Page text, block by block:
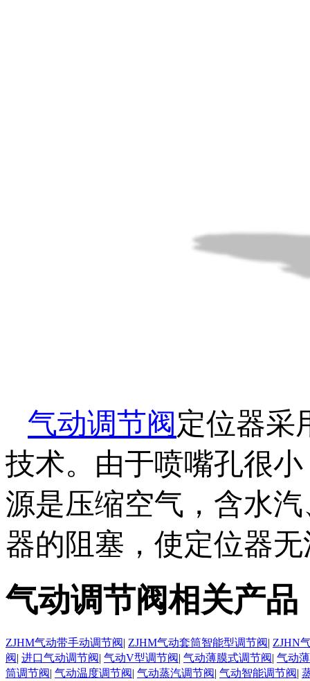
气动调节阀定位器采
技术。由于喷嘴孔很
源是压缩空气，含水
器的阻塞，使定位器
气动调节阀相关产品
ZJHM气动带手动调节阀| ZJHM气动套筒智能型调节阀| ZJHN
阀| 进口气动调节阀| 气动V型调节阀| 气动薄膜式调节阀| 气动
筒调节阀| 气动温度调节阀| 气动蒸汽调节阀| 气动智能调节阀|